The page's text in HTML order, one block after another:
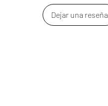
Dejar una reseña